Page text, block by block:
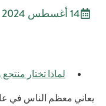
14 أغسطس 2024
لماذا تختار
يعاني معظم الناس في